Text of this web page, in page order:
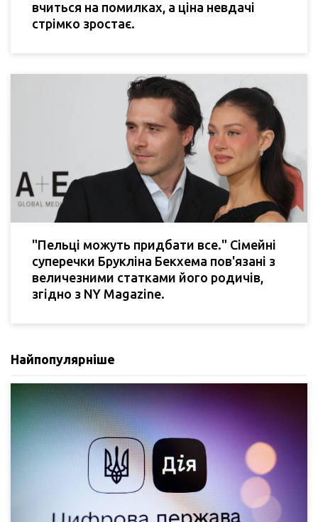
вчиться на помилках, а ціна невдачі
стрімко зростає.
"Пельці можуть придбати все." Сімейні
суперечки Брукліна Бекхема пов'язані з
величезними статками його родичів,
згідно з NY Magazine.
Найпопулярніше